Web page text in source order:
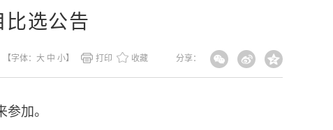
比选公告
分享：
【字体： 大 中 小】 打印 收藏
参加。